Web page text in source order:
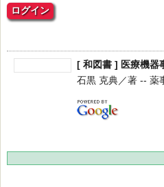
ログイン
[ 和図書 ] 医療機器
石黒 克典／著 -- 薬